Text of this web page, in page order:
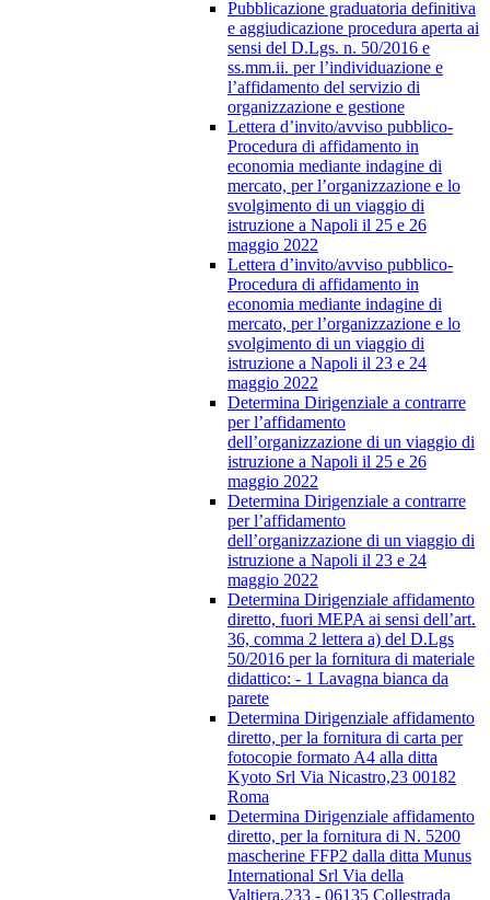
Pubblicazione graduatoria definitiva
e aggiudicazione procedura aperta ai
sensi del D.Lgs. n. 50/2016 e
ss.mm.ii. per l’individuazione e
l’affidamento del servizio di
organizzazione e gestione
Lettera d’invito/avviso pubblico-
Procedura di affidamento in
economia mediante indagine di
mercato, per l’organizzazione e lo
svolgimento di un viaggio di
istruzione a Napoli il 25 e 26
maggio 2022
Lettera d’invito/avviso pubblico-
Procedura di affidamento in
economia mediante indagine di
mercato, per l’organizzazione e lo
svolgimento di un viaggio di
istruzione a Napoli il 23 e 24
maggio 2022
Determina Dirigenziale a contrarre
per l’affidamento
dell’organizzazione di un viaggio di
istruzione a Napoli il 25 e 26
maggio 2022
Determina Dirigenziale a contrarre
per l’affidamento
dell’organizzazione di un viaggio di
istruzione a Napoli il 23 e 24
maggio 2022
Determina Dirigenziale affidamento
diretto, fuori MEPA ai sensi dell’art.
36, comma 2 lettera a) del D.Lgs
50/2016 per la fornitura di materiale
didattico: - 1 Lavagna bianca da
parete
Determina Dirigenziale affidamento
diretto, per la fornitura di carta per
fotocopie formato A4 alla ditta
Kyoto Srl Via Nicastro,23 00182
Roma
Determina Dirigenziale affidamento
diretto, per la fornitura di N. 5200
mascherine FFP2 dalla ditta Munus
International Srl Via della
Valtiera,233 - 06135 Collestrada